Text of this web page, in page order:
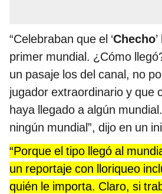
“Celebraban que el ‘Checho
primer mundial. ¿Cómo
un pasaje los del canal, no
jugador extraordinario y que
haya llegado a algún
ningún mundial”, dijo en un
“Porque el tipo llegó al
un reportaje con lloriqueo
quién le importa. Claro, si